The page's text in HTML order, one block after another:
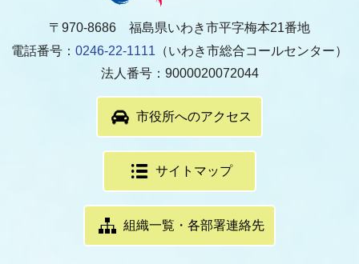
〒970-8686 福島県いわき市平字梅本21番地
電話番号： 0246-22-1111 （いわき市総合コールセンター）
法人番号：9000020072044
市役所へのアクセス
サイトマップ
組織一覧・各部署連絡先